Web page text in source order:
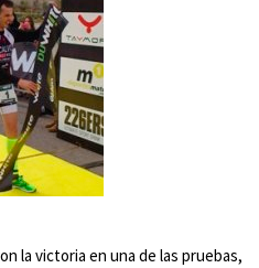
la victoria en una de las pruebas,